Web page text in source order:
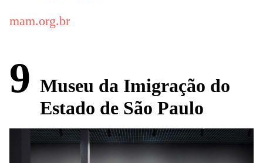
mam.org.br
9 Museu da Imigração do
Estado de São Paulo